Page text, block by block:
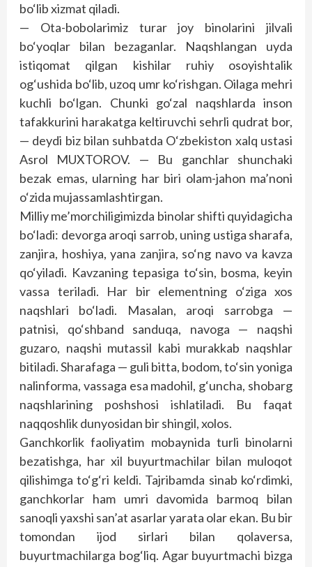
bo‘lib xizmat qiladi.
— Ota-bobolarimiz turar joy binolarini jilvali
bo‘yoqlar bilan bezaganlar. Naqshlangan uyda
istiqomat qilgan kishilar ruhiy osoyishtalik
og‘ushida bo‘lib, uzoq umr ko‘rishgan. Oilaga mehri
kuchli bo‘lgan. Chunki go‘zal naqshlarda inson
tafakkurini harakatga keltiruvchi sehrli qudrat bor,
— deydi biz bilan suhbatda O‘zbekiston xalq ustasi
Asrol MUXTOROV. — Bu ganchlar shunchaki
bezak emas, ularning har biri olam-jahon ma’noni
o‘zida mujassamlashtirgan.
Milliy me’morchiligimizda binolar shifti quyidagicha
bo‘ladi: devorga aroqi sarrob, uning ustiga sharafa,
zanjira, hoshiya, yana zanjira, so‘ng navo va kavza
qo‘yiladi. Kavzaning tepasiga to‘sin, bosma, keyin
vassa teriladi. Har bir elementning o‘ziga xos
naqshlari bo‘ladi. Masalan, aroqi sarrobga —
patnisi, qo‘shband sanduqa, navoga — naqshi
guzaro, naqshi mutassil kabi murakkab naqshlar
bitiladi. Sharafaga — guli bitta, bodom, to‘sin yoniga
nalinforma, vassaga esa madohil, g‘uncha, shobarg
naqshlarining poshshosi ishlatiladi. Bu faqat
naqqoshlik dunyosidan bir shingil, xolos.
Ganchkorlik faoliyatim mobaynida turli binolarni
bezatishga, har xil buyurtmachilar bilan muloqot
qilishimga to‘g‘ri keldi. Tajribamda sinab ko‘rdimki,
ganchkorlar ham umri davomida barmoq bilan
sanoqli yaxshi san’at asarlar yarata olar ekan. Bu bir
tomondan ijod sirlari bilan qolaversa,
buyurtmachilarga bog‘liq. Agar buyurtmachi bizga